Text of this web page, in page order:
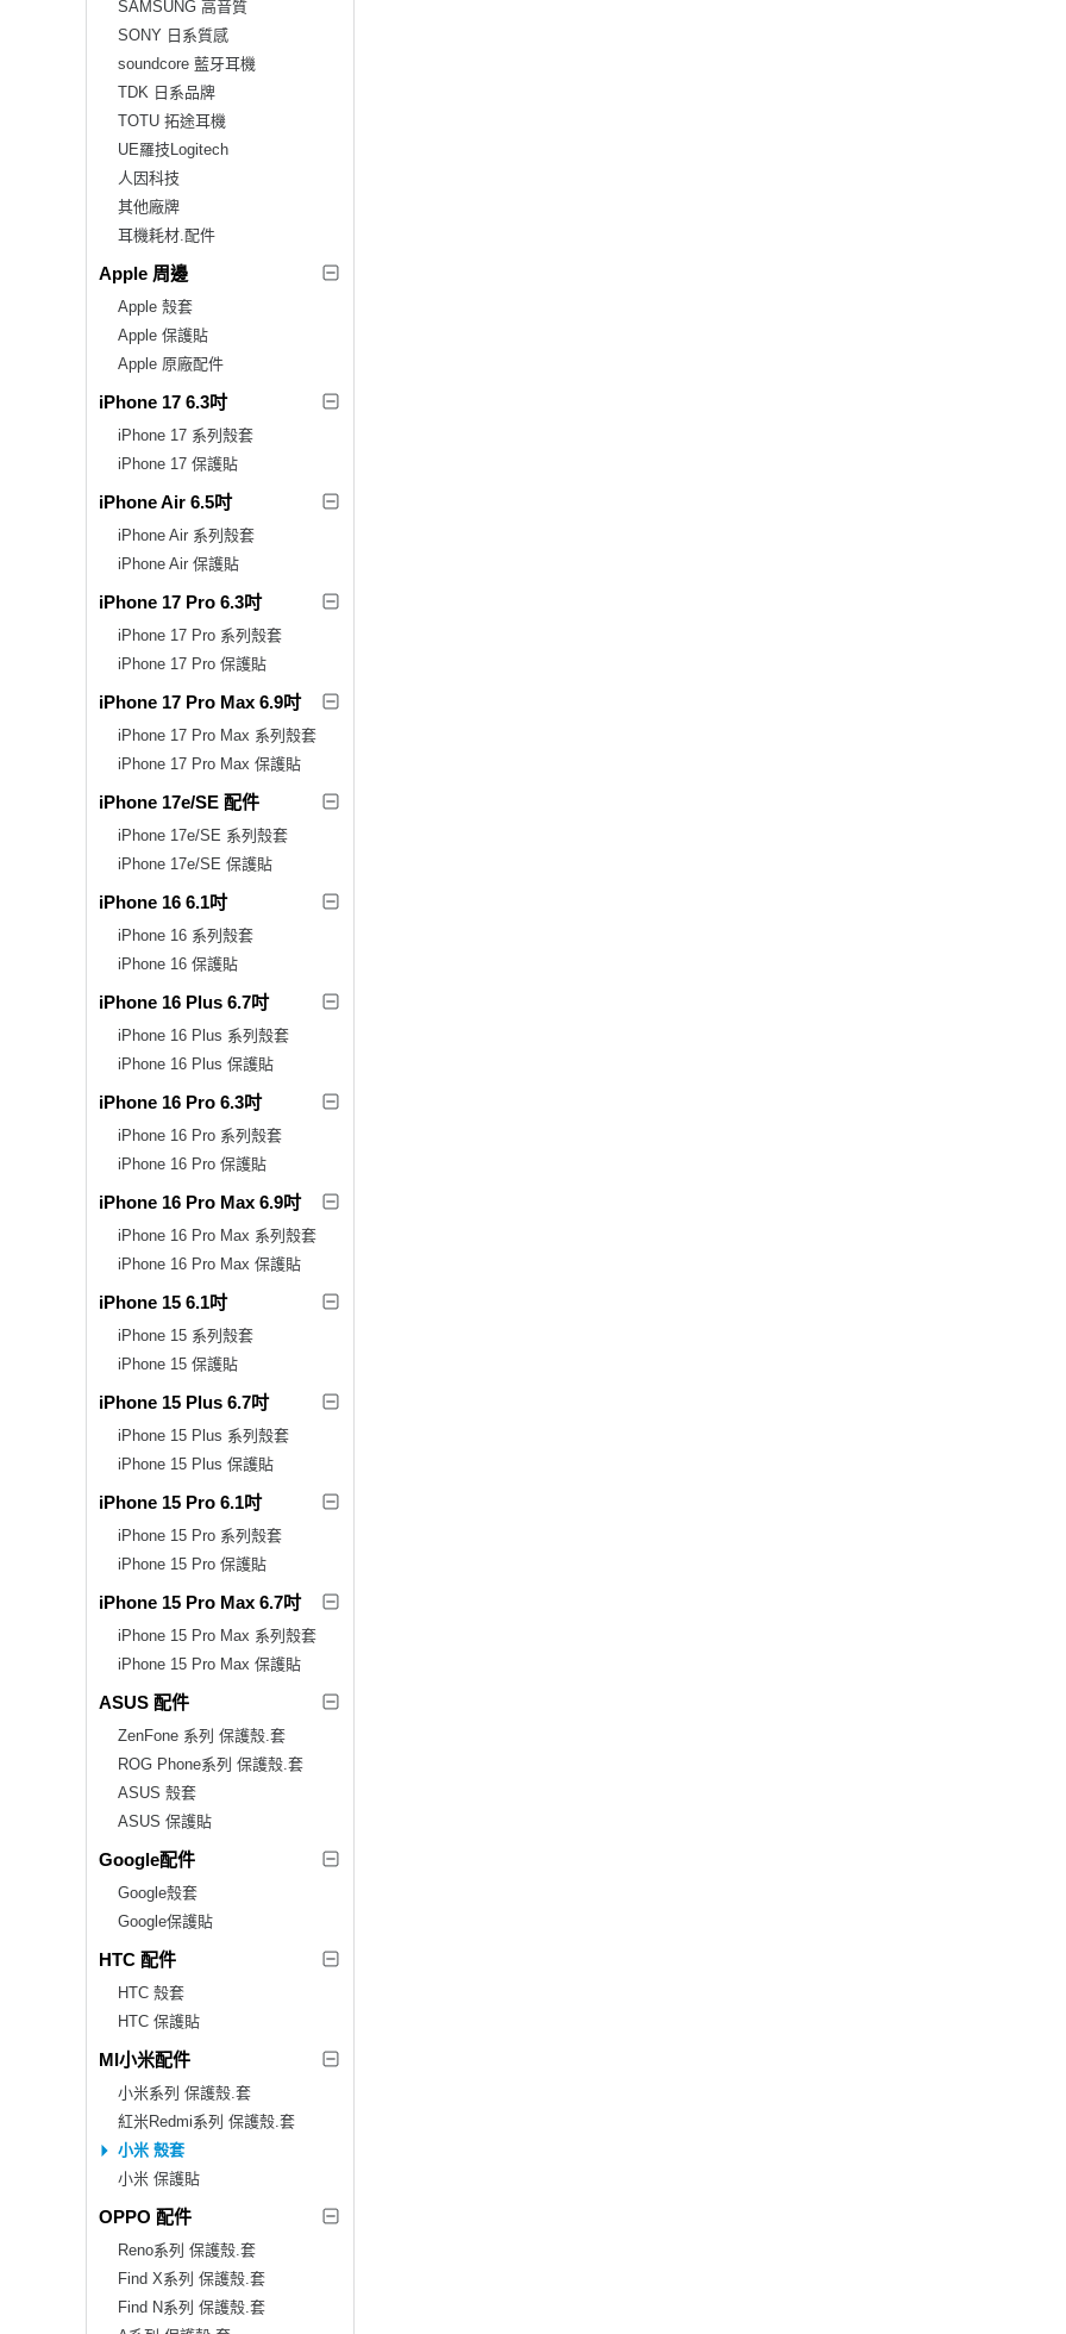
SAMSUNG 高音質
SONY 日系質感
soundcore 藍牙耳機
TDK 日系品牌
TOTU 拓途耳機
UE羅技Logitech
人因科技
其他廠牌
耳機耗材.配件
Apple 周邊
Apple 殼套
Apple 保護貼
Apple 原廠配件
iPhone 17 6.3吋
iPhone 17 系列殼套
iPhone 17 保護貼
iPhone Air 6.5吋
iPhone Air 系列殼套
iPhone Air 保護貼
iPhone 17 Pro 6.3吋
iPhone 17 Pro 系列殼套
iPhone 17 Pro 保護貼
iPhone 17 Pro Max 6.9吋
iPhone 17 Pro Max 系列殼套
iPhone 17 Pro Max 保護貼
iPhone 17e/SE 配件
iPhone 17e/SE 系列殼套
iPhone 17e/SE 保護貼
iPhone 16 6.1吋
iPhone 16 系列殼套
iPhone 16 保護貼
iPhone 16 Plus 6.7吋
iPhone 16 Plus 系列殼套
iPhone 16 Plus 保護貼
iPhone 16 Pro 6.3吋
iPhone 16 Pro 系列殼套
iPhone 16 Pro 保護貼
iPhone 16 Pro Max 6.9吋
iPhone 16 Pro Max 系列殼套
iPhone 16 Pro Max 保護貼
iPhone 15 6.1吋
iPhone 15 系列殼套
iPhone 15 保護貼
iPhone 15 Plus 6.7吋
iPhone 15 Plus 系列殼套
iPhone 15 Plus 保護貼
iPhone 15 Pro 6.1吋
iPhone 15 Pro 系列殼套
iPhone 15 Pro 保護貼
iPhone 15 Pro Max 6.7吋
iPhone 15 Pro Max 系列殼套
iPhone 15 Pro Max 保護貼
ASUS 配件
ZenFone 系列 保護殼.套
ROG Phone系列 保護殼.套
ASUS 殼套
ASUS 保護貼
Google配件
Google殼套
Google保護貼
HTC 配件
HTC 殼套
HTC 保護貼
MI小米配件
小米系列 保護殼.套
紅米Redmi系列 保護殼.套
小米 殼套
小米 保護貼
OPPO 配件
Reno系列 保護殼.套
Find X系列 保護殼.套
Find N系列 保護殼.套